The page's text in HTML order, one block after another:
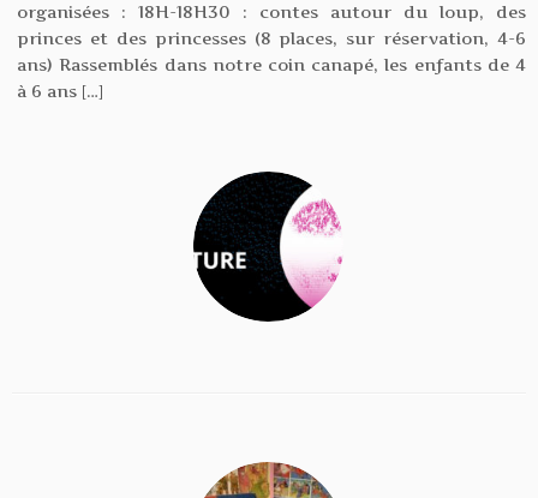
organisées : 18H-18H30 : contes autour du loup, des
princes et des princesses (8 places, sur réservation, 4-6
ans) Rassemblés dans notre coin canapé, les enfants de 4
à 6 ans […]